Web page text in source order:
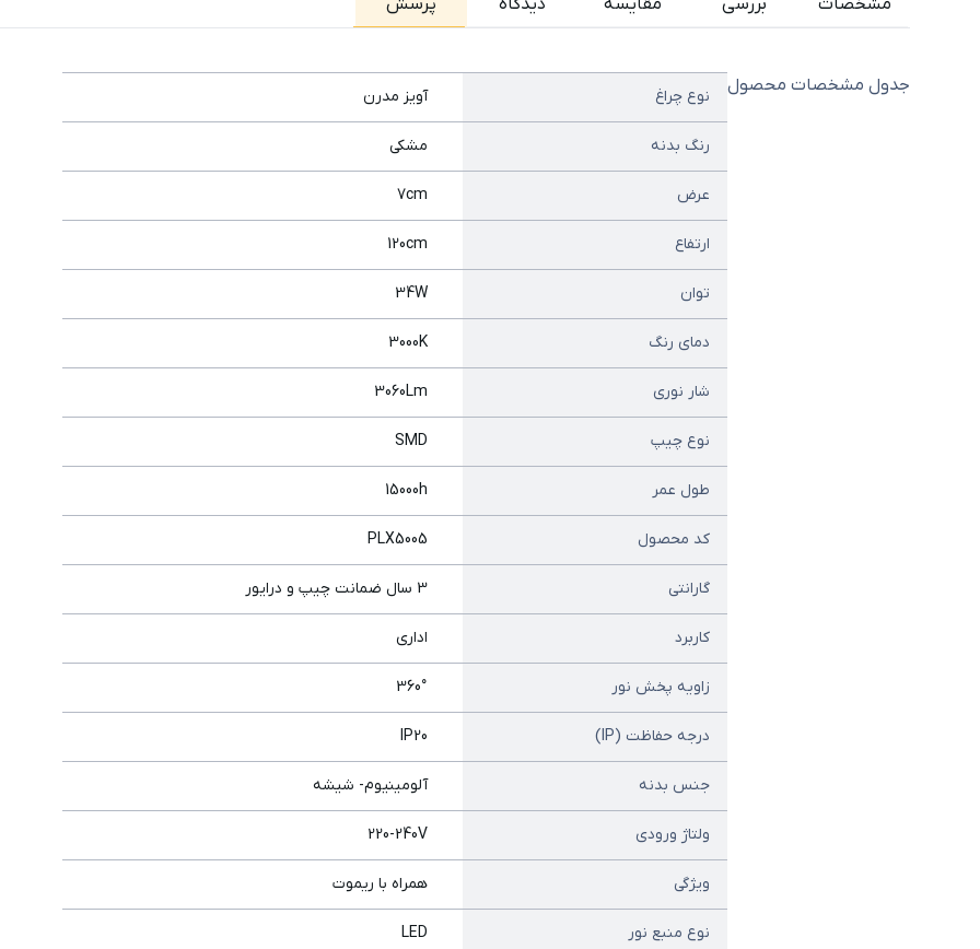
مشخصات بررسی مقایسه دیدگاه پرسش
جدول مشخصات محصول
نوع چراغ آویز مدرن
رنگ بدنه مشکی
عرض 7cm
ارتفاع 120cm
توان 34W
دمای رنگ 3000K
شار نوری 3060Lm
نوع چیپ SMD
طول عمر 15000h
کد محصول PLX5005
گارانتی 3 سال ضمانت چیپ و درایور
کاربرد اداری
زاویه پخش نور 360°
درجه حفاظت (IP) IP20
جنس بدنه آلومینیوم- شیشه
ولتاژ ورودی 220-240V
ویژگی همراه با ریموت
نوع منبع نور LED